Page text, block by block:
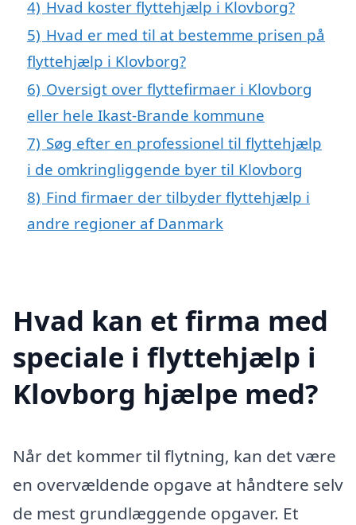
4) Hvad koster flyttehjælp i Klovborg?
5) Hvad er med til at bestemme prisen på
flyttehjælp i Klovborg?
6) Oversigt over flyttefirmaer i Klovborg
eller hele Ikast-Brande kommune
7) Søg efter en professionel til flyttehjælp
i de omkringliggende byer til Klovborg
8) Find firmaer der tilbyder flyttehjælp i
andre regioner af Danmark
Hvad kan et firma med
speciale i flyttehjælp i
Klovborg hjælpe med?
Når det kommer til flytning, kan det være
en overvældende opgave at håndtere selv
de mest grundlæggende opgaver. Et